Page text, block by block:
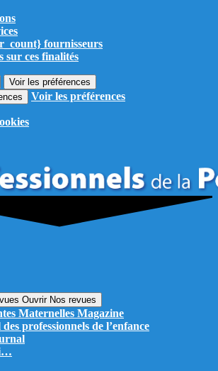
fournisseurs
sur ces finalités
Voir les préférences
Voir les préférences
Ouvrir Nos revues
Maternelles Magazine
professionnels de l’enfance